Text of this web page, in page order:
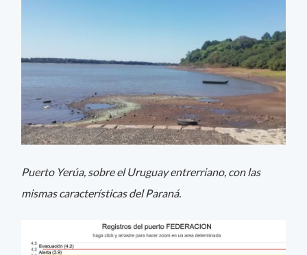
Puerto Yerúa, sobre el Uruguay entrerriano, con las
mismas características del Paraná.